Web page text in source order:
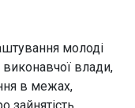
молоді
влади,
в межах,